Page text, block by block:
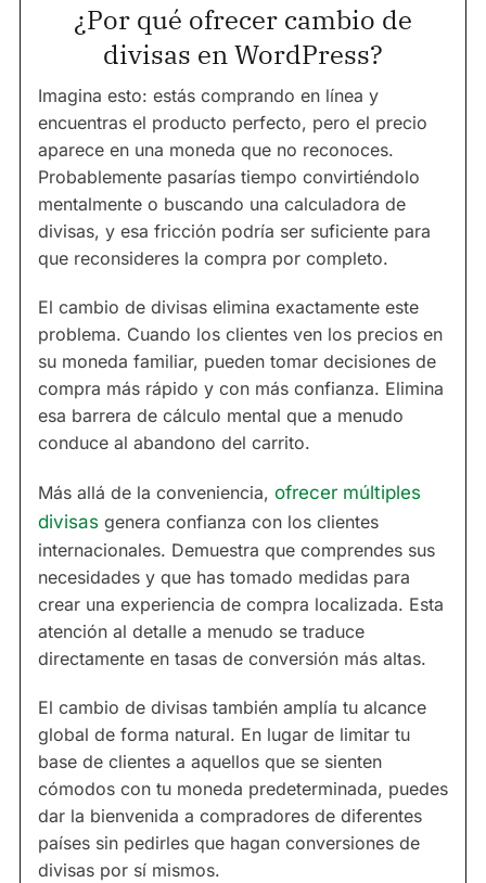
¿Por qué ofrecer cambio de
divisas en WordPress?
Imagina esto: estás comprando en línea y
encuentras el producto perfecto, pero el precio
aparece en una moneda que no reconoces.
Probablemente pasarías tiempo convirtiéndolo
mentalmente o buscando una calculadora de
divisas, y esa fricción podría ser suficiente para
que reconsideres la compra por completo.
El cambio de divisas elimina exactamente este
problema. Cuando los clientes ven los precios en
su moneda familiar, pueden tomar decisiones de
compra más rápido y con más confianza. Elimina
esa barrera de cálculo mental que a menudo
conduce al abandono del carrito.
Más allá de la conveniencia, ofrecer múltiples
divisas genera confianza con los clientes
internacionales. Demuestra que comprendes sus
necesidades y que has tomado medidas para
crear una experiencia de compra localizada. Esta
atención al detalle a menudo se traduce
directamente en tasas de conversión más altas.
El cambio de divisas también amplía tu alcance
global de forma natural. En lugar de limitar tu
base de clientes a aquellos que se sienten
cómodos con tu moneda predeterminada, puedes
dar la bienvenida a compradores de diferentes
países sin pedirles que hagan conversiones de
divisas por sí mismos.